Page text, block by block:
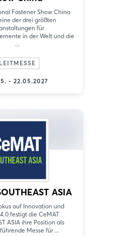
Fastener Show China
der drei größten
für
in der Welt und die
...
LEITMESSE
- 22.05.2027
ASIA
auf Innovation und
festigt die CeMAT
ASIA ihre Position als
Messe für ...